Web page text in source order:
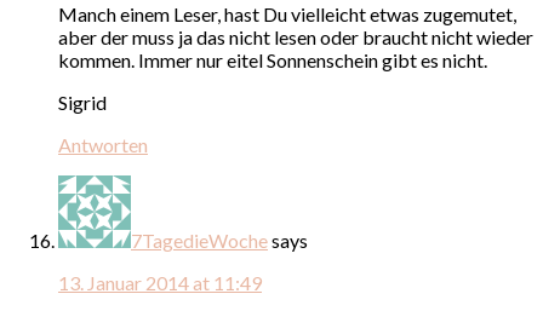
Manch einem Leser, hast Du vielleicht etwas zugemutet,
aber der muss ja das nicht lesen oder braucht nicht wieder
kommen. Immer nur eitel Sonnenschein gibt es nicht.
Sigrid
Antworten
7TagedieWochesays
13. Januar 2014 at 11:49